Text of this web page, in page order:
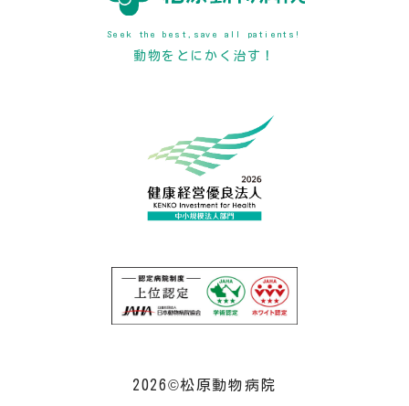
Seek the best,save all patients!
動物をとにかく治す！
2026©松原動物病院